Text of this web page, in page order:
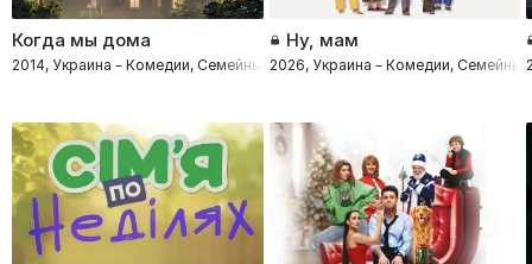
Когда мы дома
2014, Украина – Комедии, Семейные
Ну, мам
2026, Украина – Комедии, Семейные